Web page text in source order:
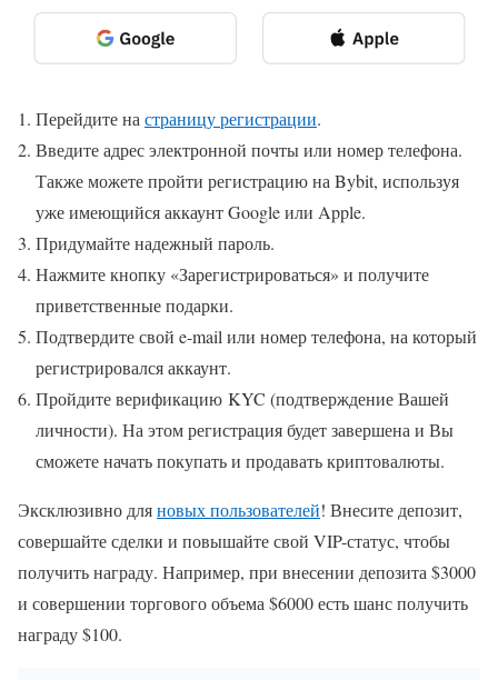
Перейдите на страницу регистрации.
Введите адрес электронной почты или номер телефона.
Также можете пройти регистрацию на Bybit, используя
уже имеющийся аккаунт Google или Apple.
Придумайте надежный пароль.
Нажмите кнопку «Зарегистрироваться» и получите
приветственные подарки.
Подтвердите свой e-mail или номер телефона, на который
регистрировался аккаунт.
Пройдите верификацию KYC (подтверждение Вашей
личности). На этом регистрация будет завершена и Вы
сможете начать покупать и продавать криптовалюты.
Эксклюзивно дляновых пользователей! Внесите депозит,
совершайте сделки и повышайте свой VIP-статус, чтобы
получить награду. Например, при внесении депозита $3000
и совершении торгового объема $6000 есть шанс получить
награду $100.